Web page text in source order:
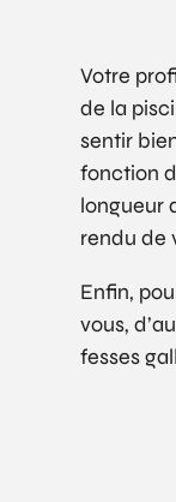
Votre
de la
sentir
fonction
longueur
rendu de
Enfin,
vous,
fesses